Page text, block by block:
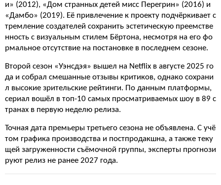
и» (2012), «Дом странных детей мисс Перегрин» (2016) и
«Дамбо» (2019). Её привлечение к проекту подчёркивает с
тремление создателей сохранить эстетическую преемстве
нность с визуальным стилем Бёртона, несмотря на его фо
рмальное отсутствие на постановке в последнем сезоне.
Второй сезон «Уэнсдэя» вышел на Netflix в августе 2025 го
да и собрал смешанные отзывы критиков, однако сохрани
л высокие зрительские рейтинги. По данным платформы,
сериал вошёл в топ-10 самых просматриваемых шоу в 89 с
транах в первую неделю релиза.
Точная дата премьеры третьего сезона не объявлена. С учё
том графика производства и постпродакшна, а также теку
щей загруженности съёмочной группы, эксперты прогнози
руют релиз не ранее 2027 года.